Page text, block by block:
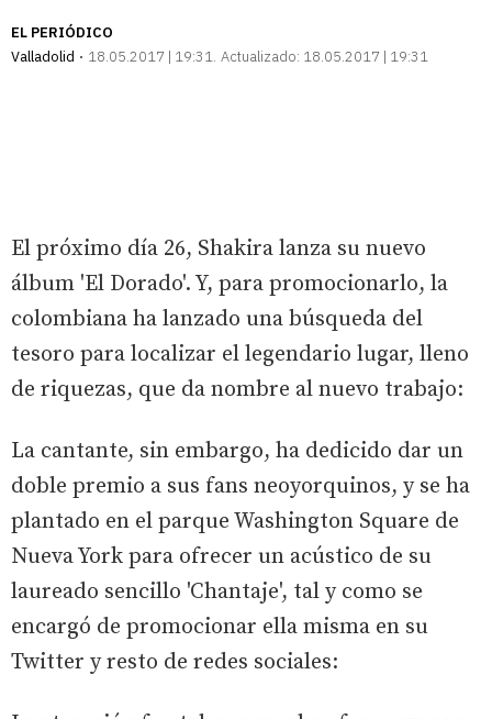
EL PERIÓDICO
Valladolid
18.05.2017 | 19:31 Actualizado: 18.05.2017 | 19:31
El próximo día 26, Shakira lanza su nuevo
álbum 'El Dorado'. Y, para promocionarlo, la
colombiana ha lanzado una búsqueda del
tesoro para localizar el legendario lugar, lleno
de riquezas, que da nombre al nuevo trabajo:
La cantante, sin embargo, ha dedicido dar un
doble premio a sus fans neoyorquinos, y se ha
plantado en el parque Washington Square de
Nueva York para ofrecer un acústico de su
laureado sencillo 'Chantaje', tal y como se
encargó de promocionar ella misma en su
Twitter y resto de redes sociales: